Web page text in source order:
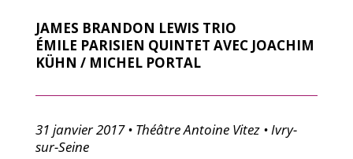
JAMES BRANDON LEWIS TRIO
ÉMILE PARISIEN QUINTET AVEC JOACHIM
KÜHN / MICHEL PORTAL
31 janvier 2017 • Théâtre Antoine Vitez • Ivry-
sur-Seine